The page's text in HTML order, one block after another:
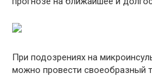
При подозрениях на
можно провести своеобразный